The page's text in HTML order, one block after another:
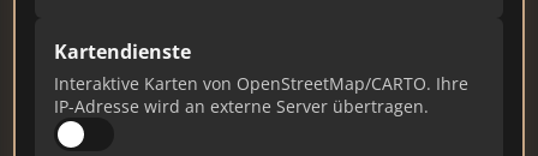
Kartendienste
Interaktive Karten von OpenStreetMap/CARTO. Ihre
IP-Adresse wird an externe Server übertragen.
Ist das Ihr Unternehmen?
Verifizieren Sie Ihr Profil, bearbeiten Sie Ihre